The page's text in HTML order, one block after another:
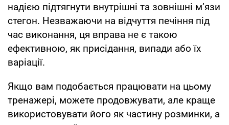
надією підтягнути внутрішні та зовнішні м’язи
стегон. Незважаючи на відчуття печіння під
час виконання, ця вправа не є такою
ефективною, як присідання, випади або їх
варіації.
Якщо вам подобається працювати на цьому
тренажері, можете продовжувати, але краще
використовувати його як частину розминки, а